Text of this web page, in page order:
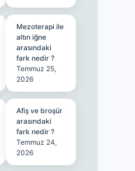
Mezoterapi ile
altın iğne
arasındaki
fark nedir ?
Temmuz 25,
2026
Afiş ve broşür
arasındaki
fark nedir ?
Temmuz 24,
2026